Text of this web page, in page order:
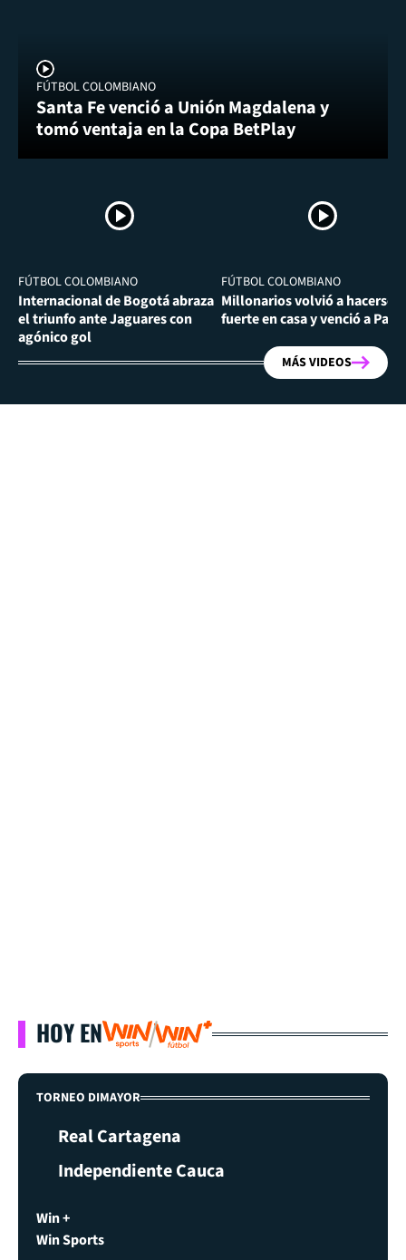
FÚTBOL COLOMBIANO
Santa Fe venció a Unión Magdalena y
tomó ventaja en la Copa BetPlay
FÚTBOL COLOMBIANO
Internacional de Bogotá abraza
el triunfo ante Jaguares con
agónico gol
FÚTBOL COLOMBIANO
Millonarios volvió a hacerse
fuerte en casa y venció a
MÁS VIDEOS
HOY EN
TORNEO DIMAYOR
Real Cartagena
Independiente Cauca
Win +
Win Sports